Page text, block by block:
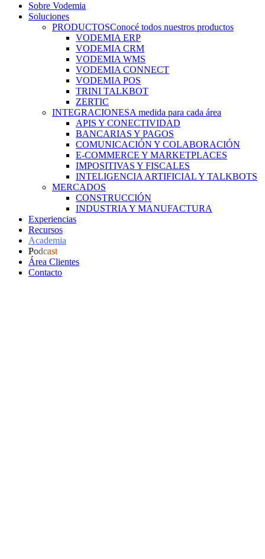
Sobre Vodemia
Soluciones
PRODUCTOSConocé todos nuestros productos
VODEMIA ERP
VODEMIA CRM
VODEMIA WMS
VODEMIA CONNECT
VODEMIA POS
TRINI TALKBOT
ZERTIC
INTEGRACIONESA medida para cada área
APIS Y CONECTIVIDAD
BANCARIAS Y PAGOS
COMUNICACIÓN Y COLABORACIÓN
E-COMMERCE Y MARKETPLACES
IMPOSITIVAS Y FISCALES
INTELIGENCIA ARTIFICIAL Y TALKBOTS
MERCADOS
CONSTRUCCIÓN
INDUSTRIA Y MANUFACTURA
Experiencias
Recursos
Academia
Podcast
Área Clientes
Contacto